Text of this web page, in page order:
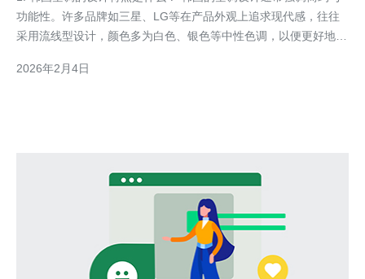
功能性。许多品牌如三星、LG等在产品外观上追求现代感，往往
采用流线型设计，颜色多为白色、银色等中性色调，以便更好地融
色，许多产品配备了智能温控系统，可以通过手机APP进行远程控
2026年2月4日